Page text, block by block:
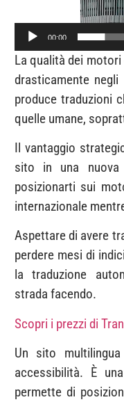
00:00
La qualità dei
drasticamente
produce traduzioni
quelle umane,
Il vantaggio
sito in una
posizionarti sui
internazionale
Aspettare di avere
perdere mesi di
la traduzione
strada facendo.
Scopri i prezzi di
Un sito
accessibilità. È
permette di